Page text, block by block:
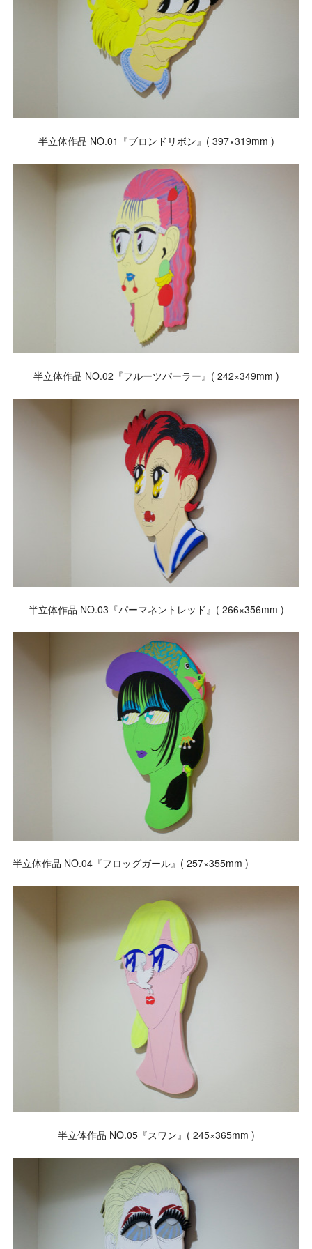
半立体作品 NO.01『ブロンドリボン』( 397×319mm )
半立体作品 NO.02『フルーツパーラー』( 242×349mm )
半立体作品 NO.03『パーマネントレッド』( 266×356mm )
半立体作品 NO.04『フロッグガール』( 257×355mm )
半立体作品 NO.05『スワン』( 245×365mm )